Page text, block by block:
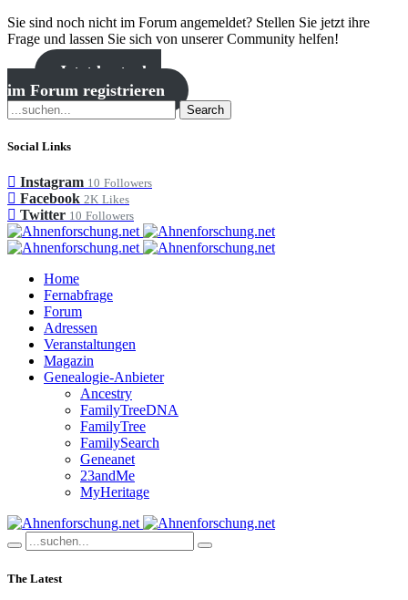
Sie sind noch nicht im Forum angemeldet? Stellen Sie jetzt ihre
Frage und lassen Sie sich von unserer Community helfen!
Jetzt kostenlos
im Forum registrieren
Search
Social Links
Instagram 10 Followers
Facebook 2K Likes
Twitter 10 Followers
Home
Fernabfrage
Forum
Adressen
Veranstaltungen
Magazin
Genealogie-Anbieter
Ancestry
FamilyTreeDNA
FamilyTree
FamilySearch
Geneanet
23andMe
MyHeritage
The Latest